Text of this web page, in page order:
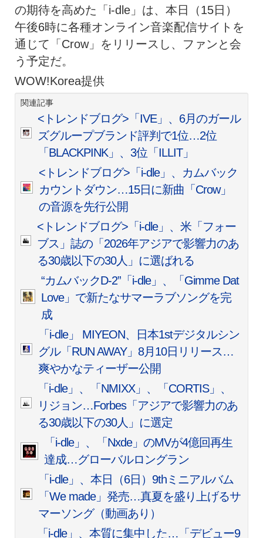
の期待を高めた「i-dle」は、本日（15日）
午後6時に各種オンライン音楽配信サイトを
通じて「Crow」をリリースし、ファンと会
う予定だ。
WOW!Korea提供
関連記事
<トレンドブログ>「IVE」、6月のガール
ズグループブランド評判で1位…2位
「BLACKPINK」、3位「ILLIT」
<トレンドブログ>「i-dle」、カムバック
カウントダウン…15日に新曲「Crow」
の音源を先行公開
<トレンドブログ>「i-dle」、米「フォー
ブス」誌の「2026年アジアで影響力のあ
る30歳以下の30人」に選ばれる
“カムバックD-2”「i-dle」、「Gimme Dat
Love」で新たなサマーラブソングを完
成
「i-dle」 MIYEON、日本1stデジタルシン
グル「RUN AWAY」8月10日リリース…
爽やかなティーザー公開
「i-dle」、「NMIXX」、「CORTIS」、
リジョン…Forbes「アジアで影響力のあ
る30歳以下の30人」に選定
「i-dle」、「Nxde」のMVが4億回再生
達成…グローバルロングラン
「i-dle」、本日（6日）9thミニアルバム
「We made」発売…真夏を盛り上げるサ
マーソング（動画あり）
「i-dle」、本質に集中した…「デビュー9